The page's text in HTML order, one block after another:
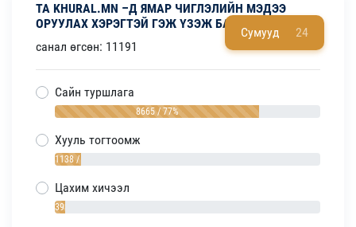
Сумууд 24
ТА KHURAL.MN –Д ЯМАР ЧИГЛЭЛИЙН МЭДЭЭ
ОРУУЛАХ ХЭРЭГТЭЙ ГЭЖ ҮЗЭЖ БАЙНА ВЭ?
санал өгсөн: 11191
Сайн туршлага
8665 / 77%
Хууль тогтоомж
1138 / 10%
Цахим хичээл
393 / 4%